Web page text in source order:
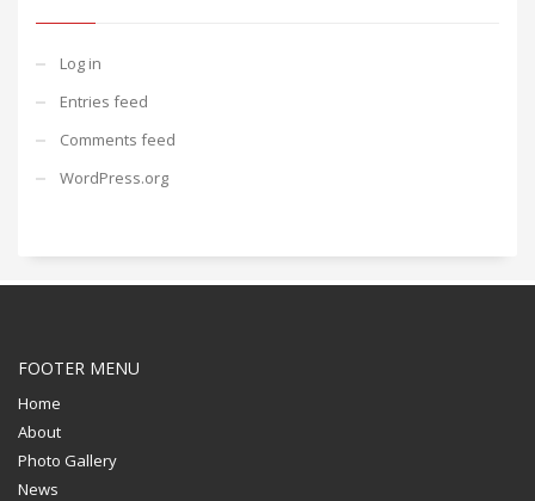
Log in
Entries feed
Comments feed
WordPress.org
FOOTER MENU
Home
About
Photo Gallery
News